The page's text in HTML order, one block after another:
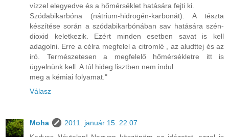
vízzel elegyedve és a hőmérséklet hatására fejti ki.
Szódabikarbóna (nátrium-hidrogén-karbonát). A tészta
készítése során a szódabikarbónában sav hatására szén-
dioxid keletkezik. Ezért minden esetben savat is kell
adagolni. Erre a célra megfelel a citromlé , az aludttej és az
iró. Természetesen a megfelelő hőmérsékletre itt is
ügyelnünk kell. A túl hideg lisztben nem indul
meg a kémiai folyamat."
Válasz
Moha
2011. január 15. 22:07